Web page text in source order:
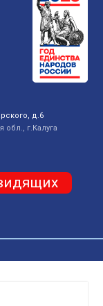
д.6
обл., г.Калуга